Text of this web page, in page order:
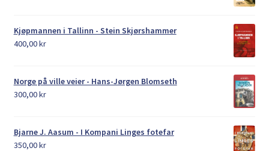
Kjøpmannen i Tallinn - Stein Skjørshammer
400,00kr
Norge på ville veier - Hans-Jørgen Blomseth
300,00kr
Bjarne J. Aasum - I Kompani Linges fotefar
350,00kr